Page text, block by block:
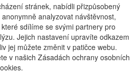
stránek, nabídli přizpůsobený
analyzovat návštěvnost,
sdílíme se svými partnery pro
Jejich nastavení upravíte odkazem
jej můžete změnit v patičce webu.
v našich Zásadách ochrany osobních